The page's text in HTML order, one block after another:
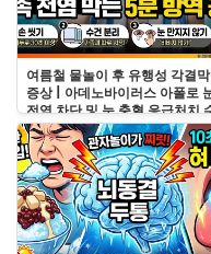
여름철 물놀이 후 유행성 각결
증상 | 아데노바이러스 아폴로
전염 차단 및 눈 충혈 응급처치